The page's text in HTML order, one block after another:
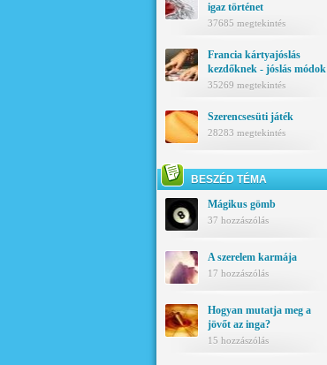
igaz történet
37685 megtekintés
Francia kártyajóslás
kezdőknek - jóslás módok
35269 megtekintés
Szerencsesüti játék
28283 megtekintés
BESZÉD TÉMA
Mágikus gömb
37 hozzászólás
A szerelem karmája
17 hozzászólás
Hogyan mutatja meg a
jövőt az inga?
15 hozzászólás